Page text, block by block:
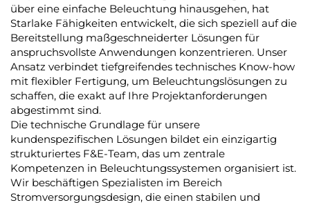
über eine einfache Beleuchtung hinausgehen, hat
Starlake Fähigkeiten entwickelt, die sich speziell auf die
Bereitstellung maßgeschneiderter Lösungen für
anspruchsvollste Anwendungen konzentrieren. Unser
Ansatz verbindet tiefgreifendes technisches Know-how
mit flexibler Fertigung, um Beleuchtungslösungen zu
schaffen, die exakt auf Ihre Projektanforderungen
abgestimmt sind.
Die technische Grundlage für unsere
kundenspezifischen Lösungen bildet ein einzigartig
strukturiertes F&E-Team, das um zentrale
Kompetenzen in Beleuchtungssystemen organisiert ist.
Wir beschäftigen Spezialisten im Bereich
Stromversorgungsdesign, die einen stabilen und